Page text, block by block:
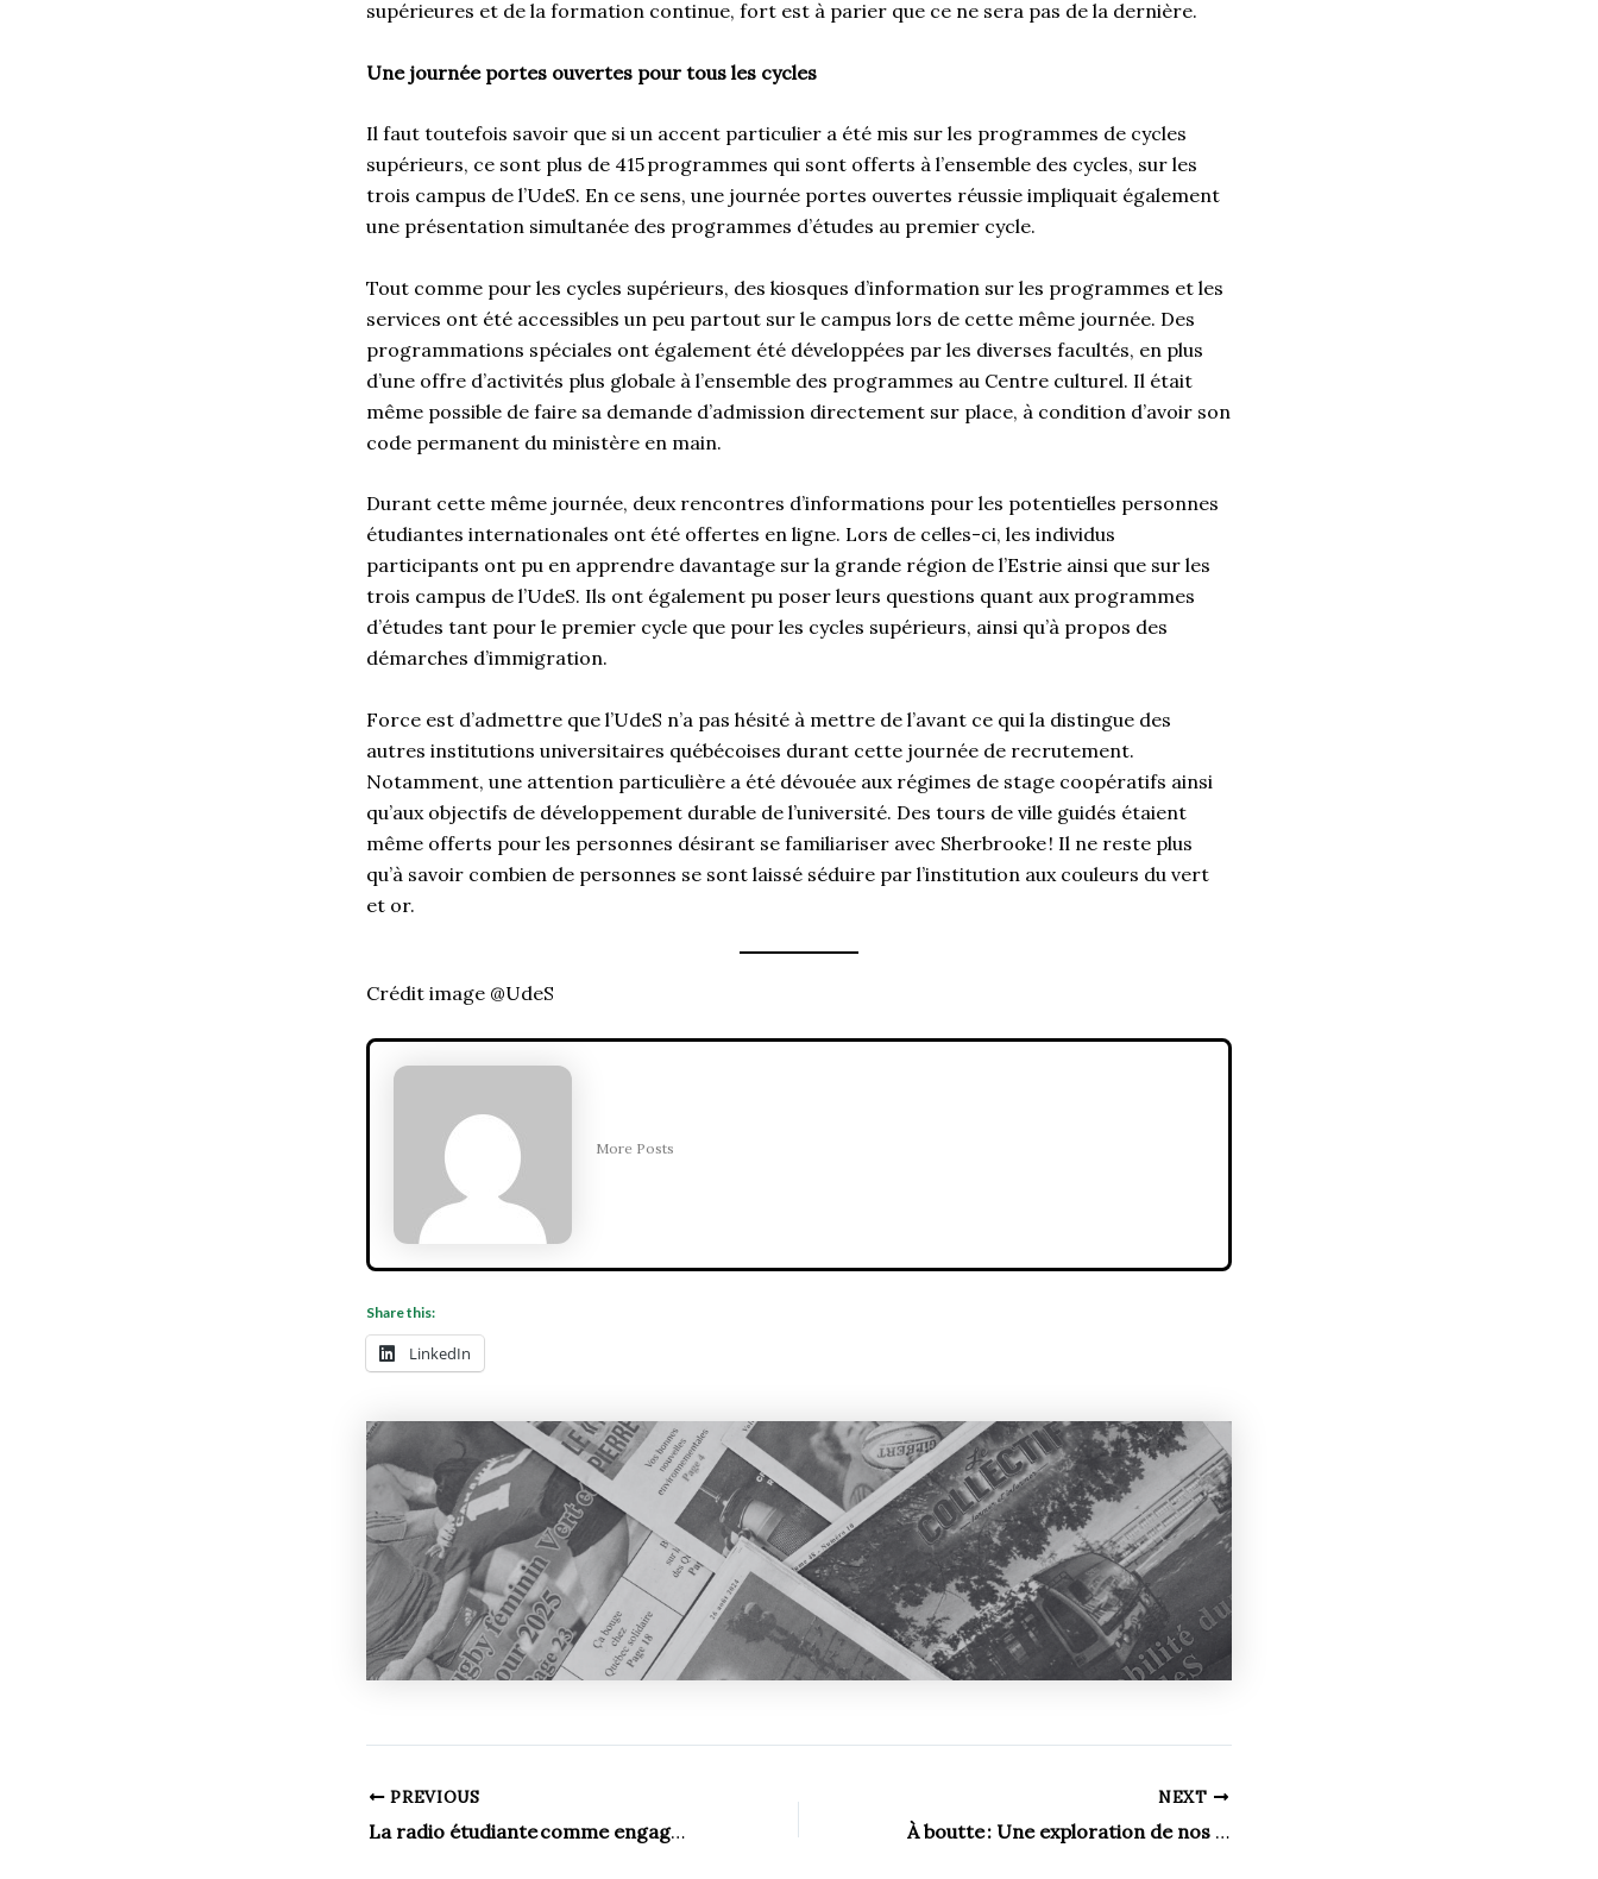
supérieures et de la formation continue, fort est à parier que ce ne sera pas de la dernière.
Une journée portes ouvertes pour tous les cycles
Il faut toutefois savoir que si un accent particulier a été mis sur les programmes de cycles
supérieurs, ce sont plus de 415 programmes qui sont offerts à l’ensemble des cycles, sur les
trois campus de l’UdeS. En ce sens, une journée portes ouvertes réussie impliquait également
une présentation simultanée des programmes d’études au premier cycle.
Tout comme pour les cycles supérieurs, des kiosques d’information sur les programmes et les
services ont été accessibles un peu partout sur le campus lors de cette même journée. Des
programmations spéciales ont également été développées par les diverses facultés, en plus
d’une offre d’activités plus globale à l’ensemble des programmes au Centre culturel. Il était
même possible de faire sa demande d’admission directement sur place, à condition d’avoir son
code permanent du ministère en main.
Durant cette même journée, deux rencontres d’informations pour les potentielles personnes
étudiantes internationales ont été offertes en ligne. Lors de celles-ci, les individus
participants ont pu en apprendre davantage sur la grande région de l’Estrie ainsi que sur les
trois campus de l’UdeS. Ils ont également pu poser leurs questions quant aux programmes
d’études tant pour le premier cycle que pour les cycles supérieurs, ainsi qu’à propos des
démarches d’immigration.
Force est d’admettre que l’UdeS n’a pas hésité à mettre de l’avant ce qui la distingue des
autres institutions universitaires québécoises durant cette journée de recrutement.
Notamment, une attention particulière a été dévouée aux régimes de stage coopératifs ainsi
qu’aux objectifs de développement durable de l’université. Des tours de ville guidés étaient
même offerts pour les personnes désirant se familiariser avec Sherbrooke ! Il ne reste plus
qu’à savoir combien de personnes se sont laissé séduire par l’institution aux couleurs du vert
et or.
Crédit image @UdeS
More Posts
Share this:
LinkedIn
PREVIOUS
La radio étudiante comme engagement politique
NEXT
Àboutte: Une exploration de nos fatigues ordinaires